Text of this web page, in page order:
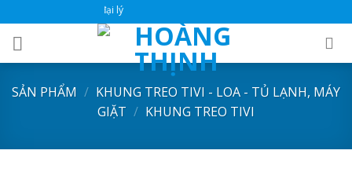
to
content
SẢN PHẨM / KHUNG TREO TIVI - LOA - TỦ LẠNH, MÁY
GIẶT / KHUNG TREO TIVI